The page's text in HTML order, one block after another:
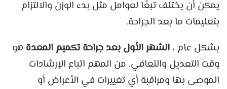
يمكن أن يختلف تبعًا لعوامل مثل بدء الوزن والالتزام
بتعليمات ما بعد الجراحة.
بشكل عام ، الشهر الأول بعد جراحة تكميم المعدة هو
وقت التعديل والتعافي. من المهم اتباع الإرشادات
الموصى بها ومراقبة أي تغييرات في الأعراض أو